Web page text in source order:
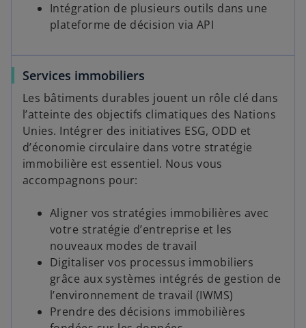
Intégration de plusieurs outils dans une
plateforme de décision via API
Services immobiliers
Les bâtiments durables jouent un rôle clé dans
l’atteinte des objectifs climatiques des Nations
Unies. Intégrer des initiatives ESG, ODD et
d’économie circulaire dans votre stratégie
immobilière est essentiel. Nous vous
accompagnons pour:
Aligner vos stratégies immobilières avec
votre stratégie d’entreprise et les
nouveaux modes de travail
Digitaliser vos processus immobiliers
grâce aux systèmes intégrés de gestion de
l’environnement de travail (IWMS)
Prendre des décisions immobilières